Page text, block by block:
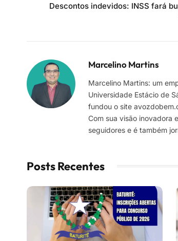
Descontos indevidos: INSS fará
Marcelino Martins
Marcelino Martins: um
Universidade Estácio de
fundou o site
Com sua visão inovadora
seguidores e é também
Posts Recentes